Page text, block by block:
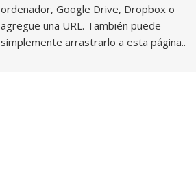
ordenador, Google Drive, Dropbox o
agregue una URL. También puede
simplemente arrastrarlo a esta página..